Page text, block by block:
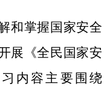
和掌握国家安全
展《全民国家安
内容主要围绕